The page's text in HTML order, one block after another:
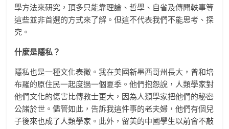
學方法來研究，頂多只能靠理論、哲學、自省及傳聞軼事等
這些並非首選的方式來了解。但這不代表我們不能思考、探
究。
什麼是隱私？
隱私也是一種文化表徵。我在美國新墨西哥州長大，曾和培
布羅的原住民一起度過一個夏季。他們抱怨說，人類學家對
他們文化的傷害比傳教士更大，因為人類學家把他們的秘密
公諸於世。儘管如此，告訴我這件事的老夫婦，他們有個兒
子後來也成了人類學家。此外，留美的中國學生以前會不敲